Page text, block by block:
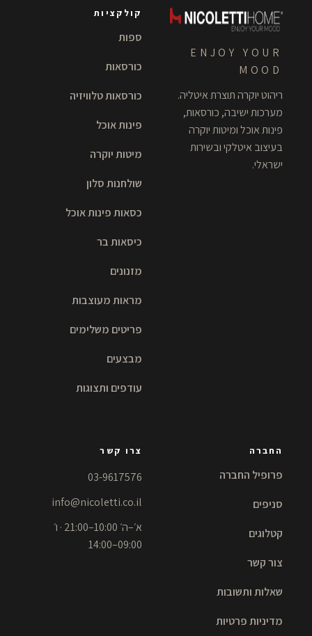
ENJOY YOUR
MOOD
ריהוט יוקרה תוצרת איטליה.
מערכות ישיבה, כורסאות,
פינות אוכל ומיטות יוקרה
בעיצוב איטלקי ובשירות
ישראלי.
קולקציות
ספות
כורסאות
כורסאות טלוויזיה
פינות אוכל
מיטות יוקרה
שולחנות סלון
כסאות פינות אוכל
כיסאות בר
מזנונים
מראות מעוצבות
פריטים משלימים
מבצעים
עודפים ותצוגות
החברה
פרופיל החברה
סניפים
קטלוגים
צור קשר
שאלות ותשובות
מדיניות פרטיות
צרו קשר
03-9617576
info@nicoletti.co.il
א׳–ה׳ 10:00–21:00 · ו׳
09:00–14:00